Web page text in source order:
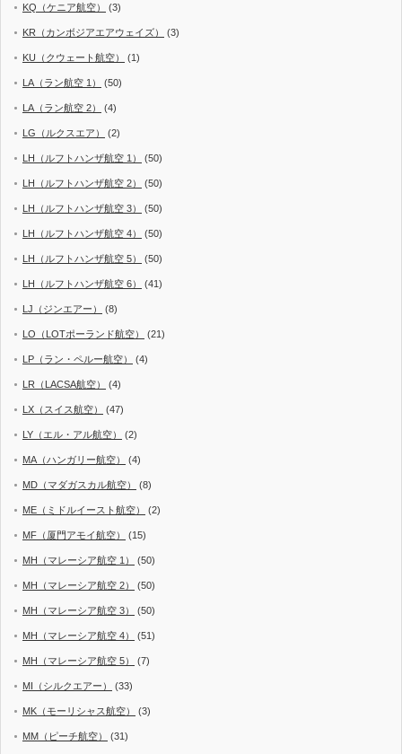
KQ（ケニア航空） (3)
KR（カンボジアエアウェイズ） (3)
KU（クウェート航空） (1)
LA（ラン航空 1） (50)
LA（ラン航空 2） (4)
LG（ルクスエア） (2)
LH（ルフトハンザ航空 1） (50)
LH（ルフトハンザ航空 2） (50)
LH（ルフトハンザ航空 3） (50)
LH（ルフトハンザ航空 4） (50)
LH（ルフトハンザ航空 5） (50)
LH（ルフトハンザ航空 6） (41)
LJ（ジンエアー） (8)
LO（LOTポーランド航空） (21)
LP（ラン・ペルー航空） (4)
LR（LACSA航空） (4)
LX（スイス航空） (47)
LY（エル・アル航空） (2)
MA（ハンガリー航空） (4)
MD（マダガスカル航空） (8)
ME（ミドルイースト航空） (2)
MF（厦門アモイ航空） (15)
MH（マレーシア航空 1） (50)
MH（マレーシア航空 2） (50)
MH（マレーシア航空 3） (50)
MH（マレーシア航空 4） (51)
MH（マレーシア航空 5） (7)
MI（シルクエアー） (33)
MK（モーリシャス航空） (3)
MM（ピーチ航空） (31)